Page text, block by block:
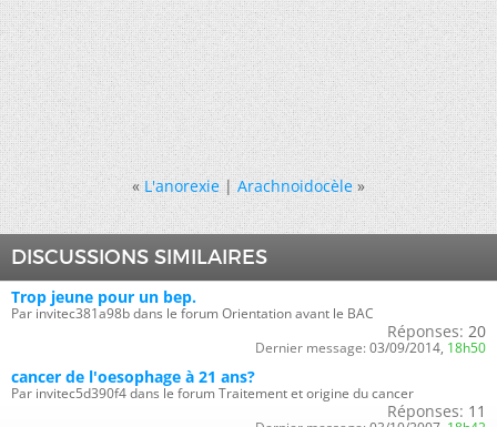
« L'anorexie|Arachnoidocèle »
DISCUSSIONS SIMILAIRES
Trop jeune pour un bep.
Par invitec381a98b dans le forum Orientation avant le BAC
Réponses: 20
Dernier message: 03/09/2014, 18h50
cancer de l'oesophage à 21 ans?
Par invitec5d390f4 dans le forum Traitement et origine du cancer
Réponses: 11